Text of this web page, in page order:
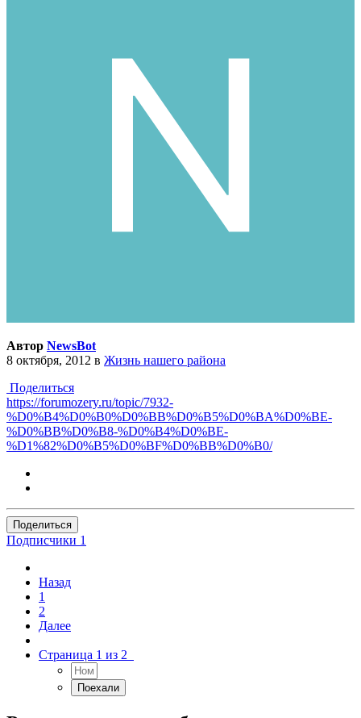
Автор NewsBot
8 октября, 2012 в Жизнь нашего района
Поделиться
https://forumozery.ru/topic/7932-
%D0%B4%D0%B0%D0%BB%D0%B5%D0%BA%D0%BE-
%D0%BB%D0%B8-%D0%B4%D0%BE-
%D1%82%D0%B5%D0%BF%D0%BB%D0%B0/
Поделиться
Подписчики 1
Назад
1
2
Далее
Страница 1 из 2